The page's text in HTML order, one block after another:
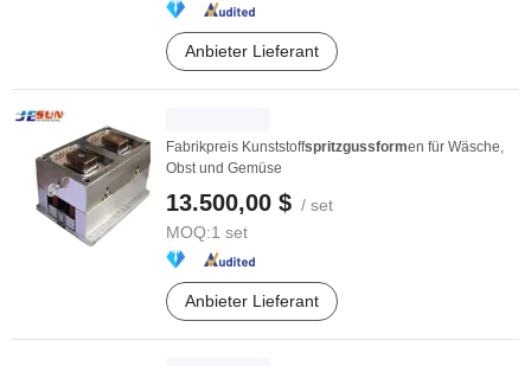
Anbieter Lieferant
Fabrikpreis Kunststoffspritzgussformen für Wäsche,
Obst und Gemüse
13.500,00 $ / set
MOQ:1 set
Anbieter Lieferant